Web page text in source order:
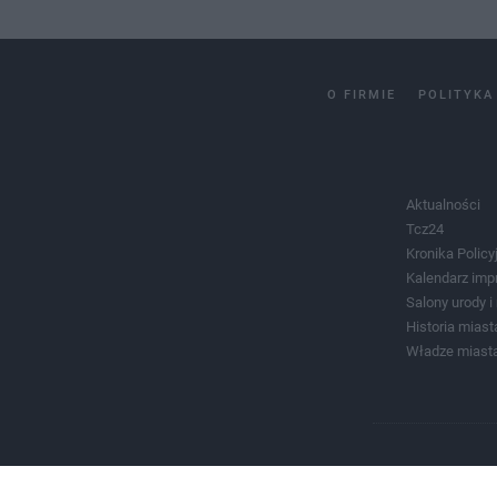
O FIRMIE POLITYKA
Aktualności
Tcz24
Kronika
Kalendarz
Salony urody i
Historia
Władze